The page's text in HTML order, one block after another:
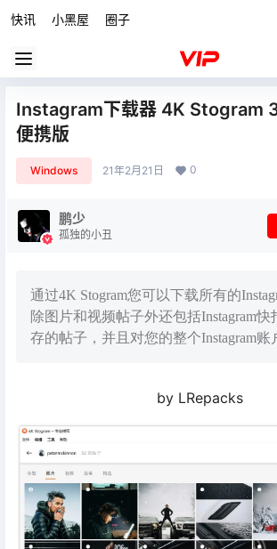
快讯 小黑屋 圈子
Instagram下载器 4K Stogram
便携版
Windows 21年2月21日 0
鹏少
孤独的小丑
通过4K Stogram您可以下载所有的
除图片和视频帖子外还包括Instagram快
存的帖子，并且对您的整个Instagram账
by LRepacks